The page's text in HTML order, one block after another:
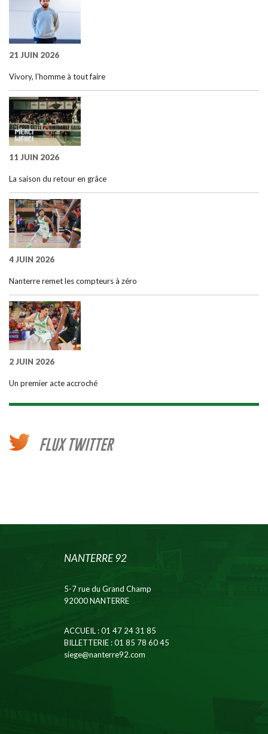
21 JUIN 2026
Vivory, l’homme à tout faire
11 JUIN 2026
La saison du retour en grâce
4 JUIN 2026
Nanterre remet les compteurs à zéro
2 JUIN 2026
Un premier acte accroché
FLUX TWITTER
NANTERRE 92
5-7 rue du Grand Champ
92000 NANTERRE
ACCUEIL: 01 47 24 31 85
BILLETTERIE: 01 85 78 60 45
siege@nanterre92.com